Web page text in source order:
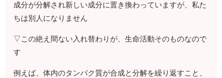
成分が分解され新しい成分に置き換わっていますが、私た
ちは別人になりません
▽この絶え間ない入れ替わりが、生命活動そのものなので
す
例えば、体内のタンパク質が合成と分解を繰り返すこと、